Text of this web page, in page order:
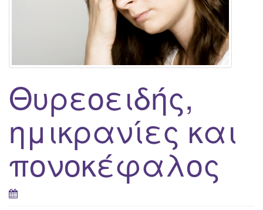
Θυρεοειδής,
ημικρανίες και
πονοκέφαλος